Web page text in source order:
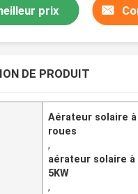
prix
DE PRODUIT
Aérateur solaire
roues
,
aérateur solaire à
5KW
,